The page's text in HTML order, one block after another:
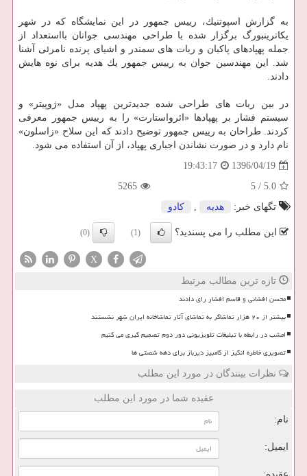
به گزارش اسپوتنیك، رییس جمهور در این نمایشگاه كه در شهر
یكاترینبورگ برگزار شده با طراحی مهندسی جوانان بااستعداد از
جمله پهپادهای پاكبان و ربات های سمندر و اشیای پرنده نامرئی آشنا
شد. این مهندسین جوان به رییس جمهور یك هدیه برای نوه هایش
دادند.
در بین ربات های طراحی شده جدیدترین پهپاد مدل «ژوپیتر» و
سیستم فشار بر پهپادها «ائرواستارت» را به رییس جمهور معرفی
كردند. طراحان به رییس جمهور توضیح دادند كه این سلاح «زاسلون»
نام دارد و در صورت نشاندن اجباری پهپاد، از آن استفاده می شود.
1396/04/19
19:43:17
5.0
/
5
5265
تگهای خبر:
هدیه , كادو
این مطلب را می پسندید؟ (1)
(0)
X
تازه ترین مطالب مرتبط
محسن افشانی و قاسم افشار رای دادند
بیشتر از ۲۰ هزار تماشاگر به تماشای آثار تماشاخانه ایران شهر نشستند
امشب در رابطه با تبلیغات تلویزیونی دور دوم تصمیم گیری می کنیم
تصویری خاطره انگیز از کامبیز دیرباز برای دهه شصتی ها
نظرات بینندگان در مورد این مطلب
عقیده شما در مورد این مطلب
نام:
ایمیل: